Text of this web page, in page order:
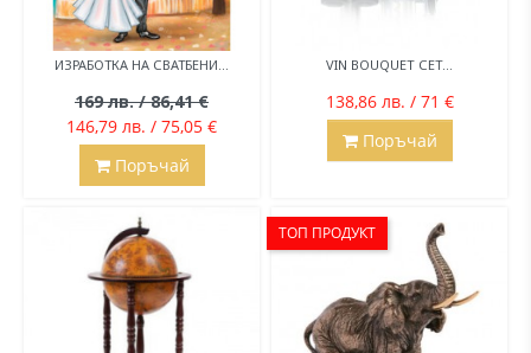
ИЗРАБОТКА НА СВАТБЕНИ...
169 лв. / 86,41 €
146,79 лв. / 75,05 €
Поръчай
VIN BOUQUET СЕТ...
138,86 лв. / 71 €
Поръчай
ТОП ПРОДУКТ